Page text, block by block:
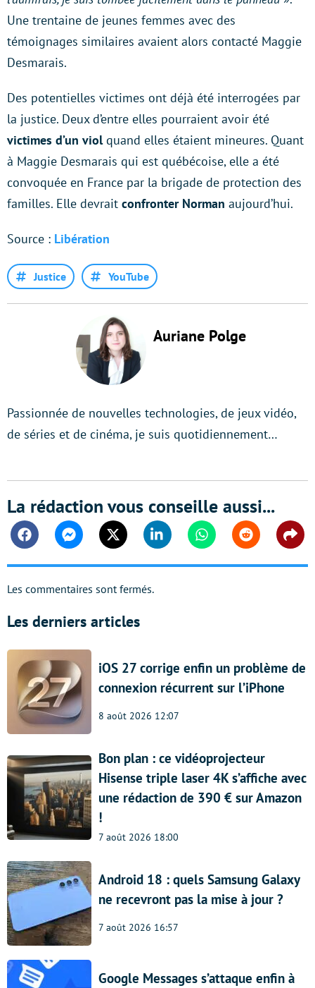
Une trentaine de jeunes femmes avec des
témoignages similaires avaient alors contacté Maggie
Desmarais.
Des potentielles victimes ont déjà été interrogées par
la justice. Deux d’entre elles pourraient avoir été
victimes d’un violquand elles étaient mineures. Quant
à Maggie Desmarais qui est québécoise, elle a été
convoquée en France par la brigade de protection des
familles. Elle devrait confronter Norman aujourd’hui.
Source : Libération
Justice YouTube
Auriane Polge
Passionnée de nouvelles technologies, de jeux vidéo,
de séries et de cinéma, je suis quotidiennement…
La rédaction vous conseille aussi...
FacebookMessengerTwitter Linkedin WhatsappReddit
Les commentaires sont fermés.
Les derniers articles
iOS 27 corrige enfin un problème de
connexion récurrent sur l’iPhone
8 août 2026 12:07
Bon plan : ce vidéoprojecteur
Hisense triple laser 4K s’affiche avec
une rédaction de 390 € sur Amazon
!
7 août 2026 18:00
Android 18 : quels Samsung Galaxy
ne recevront pas la mise à jour ?
7 août 2026 16:57
Google Messages s’attaque enfin à